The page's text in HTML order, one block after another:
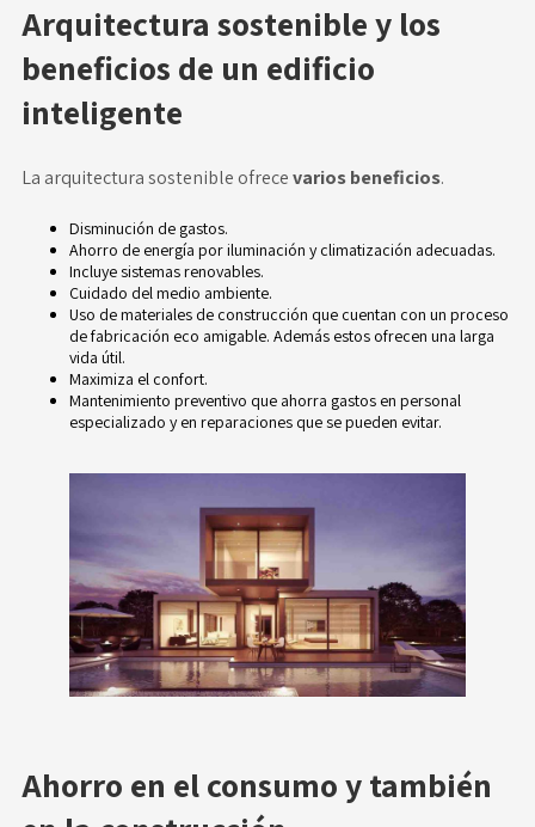
Arquitectura sostenible y los
beneficios de un edificio
inteligente
La arquitectura sostenible ofrecevarios beneficios.
Disminución de gastos.
Ahorro de energía por iluminación y climatización adecuadas.
Incluye sistemas renovables.
Cuidado del medio ambiente.
Uso de materiales de construcción que cuentan con un proceso
de fabricación eco amigable. Además estos ofrecen una larga
vida útil.
Maximiza el confort.
Mantenimiento preventivo que ahorra gastos en personal
especializado y en reparaciones que se pueden evitar.
Ahorro en el consumo y también